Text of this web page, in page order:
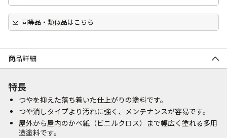
同等品・類似品はこちら
商品詳細
特長
つやを抑えた落ち着いた仕上がりの塗料です。
つや消しタイプより汚れに強く、メンテナンスが容易です。
屋外から屋内のかべ紙（ビニルクロス）まで幅広く塗れる多用
途塗料です。